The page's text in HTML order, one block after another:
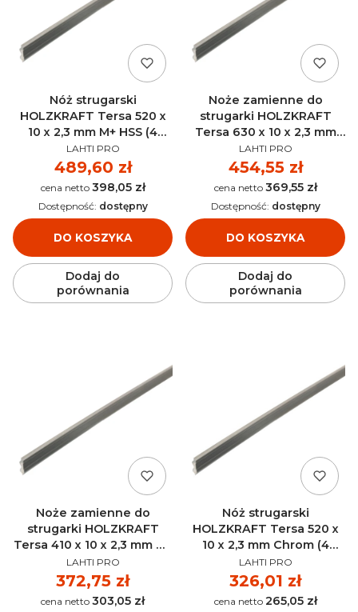
Nóż strugarski
HOLZKRAFT Tersa 520 x
10 x 2,3 mm M+ HSS (4
sztuk) - 5271520
PRODUCENT
LAHTI PRO
Cena
489,60 zł
Cena 398,05 zł
DO KOSZYKA
Dostępność: dostępny
Dodaj do
porównania
Noże zamienne do
strugarki HOLZKRAFT
Tersa 630 x 10 x 2,3 mm
Chrom (4 sztuki) -
5270620
PRODUCENT
LAHTI PRO
Cena
454,55 zł
Cena 369,55 zł
DO KOSZYKA
Dostępność: dostępny
Dodaj do
porównania
Noże zamienne do
strugarki HOLZKRAFT
Tersa 410 x 10 x 2,3 mm M+
HSS (4 sztuk) - 5271411
PRODUCENT
LAHTI PRO
Cena
372,75 zł
Cena 303,05 zł
Nóż strugarski
HOLZKRAFT Tersa 520 x
10 x 2,3 mm Chrom (4
sztuki) - 5270520
PRODUCENT
LAHTI PRO
Cena
326,01 zł
Cena 265,05 zł